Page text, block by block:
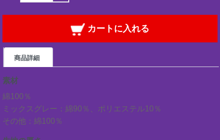
カートに入れる
商品詳細
素材
綿100％
ミックスグレー：綿90％、ポリエステル10％
その他：綿100％